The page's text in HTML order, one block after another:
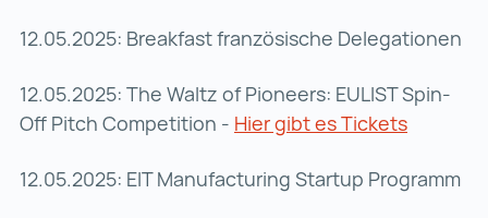
12.05.2025: Breakfast französische Delegationen
12.05.2025: The Waltz of Pioneers: EULIST Spin-
Off Pitch Competition - Hier gibt es Tickets
12.05.2025: EIT Manufacturing Startup Programm